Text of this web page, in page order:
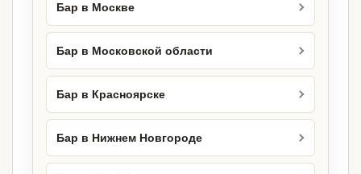
Бар в Москве
Бар в Московской области
Бар в Красноярске
Бар в Нижнем Новгороде